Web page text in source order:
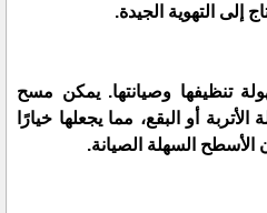
إلى التهوية الجيدة.
تنظيفها وصيانتها. يمكن مسح
أو البقع، مما يجعلها خيارًا
السهلة الصيانة.